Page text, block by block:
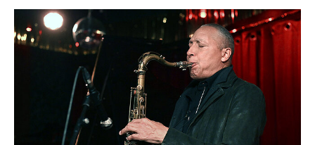
Show larger version for: